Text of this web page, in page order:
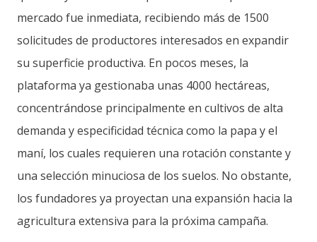
mercado fue inmediata, recibiendo más de 1500
solicitudes de productores interesados en expandir
su superficie productiva. En pocos meses, la
plataforma ya gestionaba unas 4000 hectáreas,
concentrándose principalmente en cultivos de alta
demanda y especificidad técnica como la papa y el
maní, los cuales requieren una rotación constante y
una selección minuciosa de los suelos. No obstante,
los fundadores ya proyectan una expansión hacia la
agricultura extensiva para la próxima campaña.